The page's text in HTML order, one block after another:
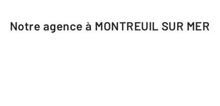
Notre agence à MONTREUIL SUR MER